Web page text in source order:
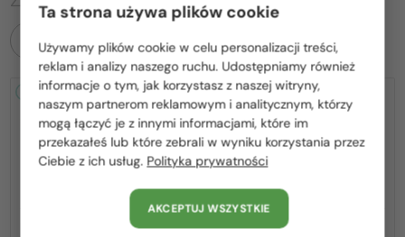
WSZYSTKIE PRODUKTY
2-4 DNI -22%
Sončna očala
2-4 DNI -20%
Bvlgari—Sončna očala
Proszę wybierz z listy odpowiedni dla Ciebie kraj:
Polska / PL
România / RO
Magyarország / HU
United Arab Emirates / EN
Austria / AT
Ta strona używa plików cookie
Używamy plików cookie w celu personalizacji treści,
reklam i analizy naszego ruchu. Udostępniamy również
informacje o tym, jak korzystasz z naszej witryny,
naszym partnerom reklamowym i analitycznym, którzy
mogą łączyć je z innymi informacjami, które im
przekazałeś lub które zebrali w wyniku korzystania przez
Ciebie z ich usług. Polityka prywatności
AKCEPTUJ WSZYSTKIE